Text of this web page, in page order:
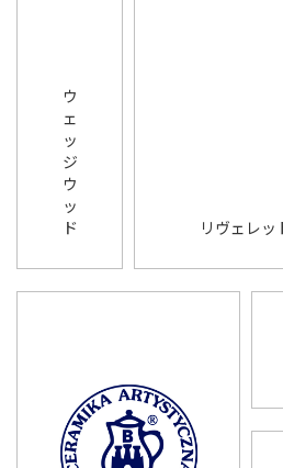
ウ
ェ
ッ
ジ
ウ
ッ
ド
リヴェレッ